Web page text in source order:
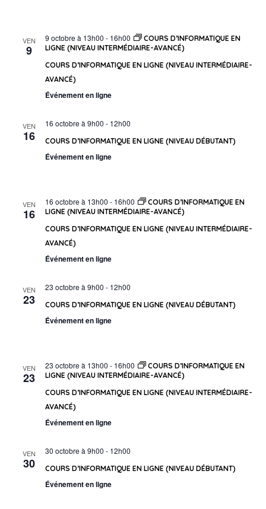
VEN
9
9 octobre à 13h00 - 16h00
COURS D’INFORMATIQUE EN
LIGNE (NIVEAU INTERMÉDIAIRE-AVANCÉ)
COURS D’INFORMATIQUE EN LIGNE (NIVEAU INTERMÉDIAIRE-
AVANCÉ)
Événement en ligne
VEN
16
16 octobre à 9h00 - 12h00
COURS D’INFORMATIQUE EN LIGNE (NIVEAU DÉBUTANT)
Événement en ligne
VEN
16
16 octobre à 13h00 - 16h00
COURS D’INFORMATIQUE EN
LIGNE (NIVEAU INTERMÉDIAIRE-AVANCÉ)
COURS D’INFORMATIQUE EN LIGNE (NIVEAU INTERMÉDIAIRE-
AVANCÉ)
Événement en ligne
VEN
23
23 octobre à 9h00 - 12h00
COURS D’INFORMATIQUE EN LIGNE (NIVEAU DÉBUTANT)
Événement en ligne
VEN
23
23 octobre à 13h00 - 16h00
COURS D’INFORMATIQUE EN
LIGNE (NIVEAU INTERMÉDIAIRE-AVANCÉ)
COURS D’INFORMATIQUE EN LIGNE (NIVEAU INTERMÉDIAIRE-
AVANCÉ)
Événement en ligne
VEN
30
30 octobre à 9h00 - 12h00
COURS D’INFORMATIQUE EN LIGNE (NIVEAU DÉBUTANT)
Événement en ligne